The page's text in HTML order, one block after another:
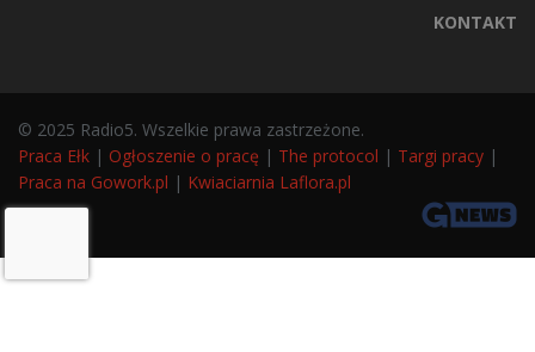
KONTAKT
© 2025 Radio5. Wszelkie prawa zastrzeżone.
Praca Ełk | Ogłoszenie o pracę | The protocol | Targi pracy |
Praca na Gowork.pl | Kwiaciarnia Laflora.pl